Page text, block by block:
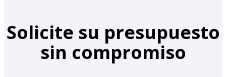
Solicite su presupuesto
sin compromiso